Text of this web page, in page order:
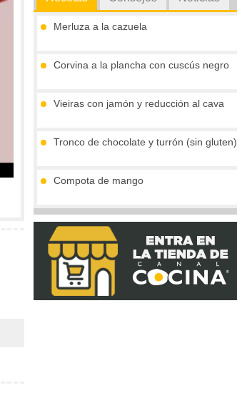
Merluza a la cazuela
Corvina a la plancha con cuscús negro
Vieiras con jamón y reducción al cava
Tronco de chocolate y turrón (sin gluten)
Compota de mango
Palitos de pan